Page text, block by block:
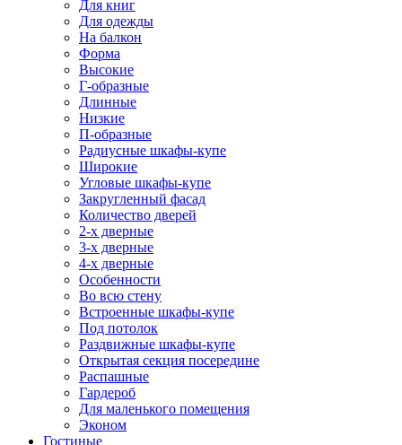
Для книг
Для одежды
На балкон
Форма
Высокие
Г-образные
Длинные
Низкие
П-образные
Радиусные шкафы-купе
Широкие
Угловые шкафы-купе
Закругленный фасад
Количество дверей
2-х дверные
3-х дверные
4-х дверные
Особенности
Во всю стену
Встроенные шкафы-купе
Под потолок
Раздвижные шкафы-купе
Открытая секция посередине
Распашные
Гардероб
Для маленького помещения
Эконом
Гостиные